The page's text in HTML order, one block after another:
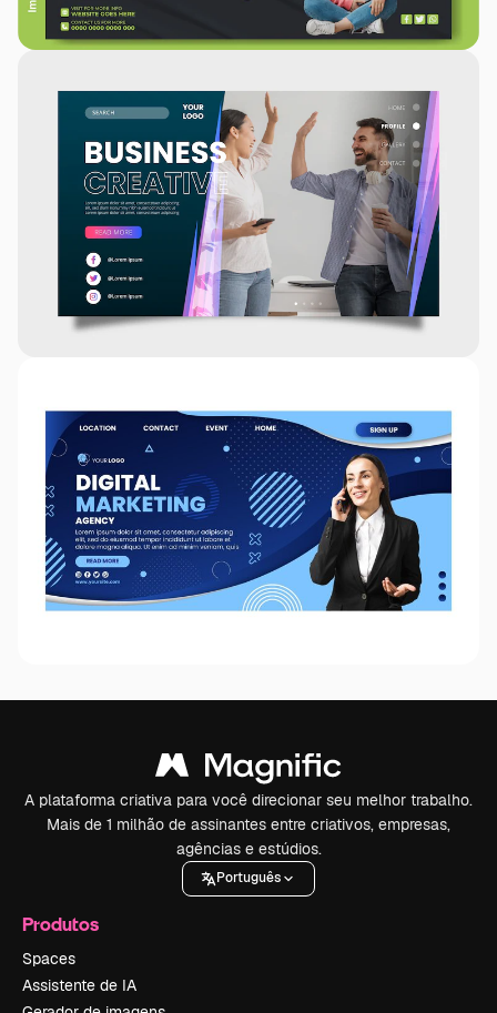
A plataforma criativa para você direcionar seu melhor trabalho.
Mais de 1 milhão de assinantes entre criativos, empresas,
agências e estúdios.
Português
Produtos
Spaces
Assistente de IA